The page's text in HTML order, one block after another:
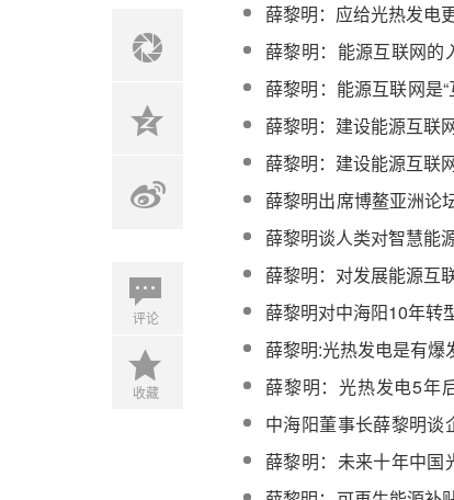
评论
收藏
薛黎明：应给光热发电
薛黎明：能源互联网的
式能源
薛黎明：能源互联网是
成部分
薛黎明：建设能源互联
薛黎明：建设能源互联
薛黎明出席博鳌亚洲论
热电联供技术
薛黎明谈人类对智慧能
薛黎明：对发展能源互
薛黎明对中海阳10年转
薛黎明:光热发电是有爆
薛黎明：光热发电5年
较现在降低50%左右
中海阳董事长薛黎明谈
障
薛黎明：未来十年中国
发展高潮